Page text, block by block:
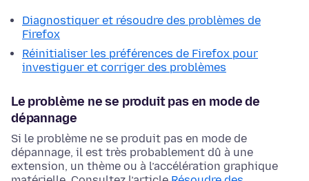
Diagnostiquer et résoudre des problèmes de
Firefox
Réinitialiser les préférences de Firefox pour
investiguer et corriger des problèmes
Le problème ne se produit pas en mode de
dépannage
Si le problème ne se produit pas en mode de
dépannage, il est très probablement dû à une
extension, un thème ou à l’accélération graphique